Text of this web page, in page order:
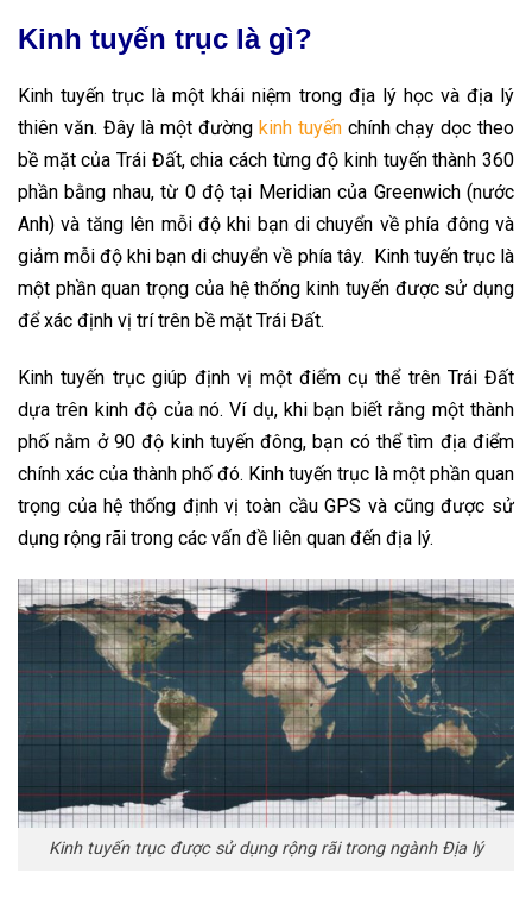
Kinh tuyến trục là gì?
Kinh tuyến trục là một khái niệm trong địa lý học và địa lý
thiên văn. Đây là một đường kinh tuyến chính chạy dọc theo
bề mặt của Trái Đất, chia cách từng độ kinh tuyến thành 360
phần bằng nhau, từ 0 độ tại Meridian của Greenwich (nước
Anh) và tăng lên mỗi độ khi bạn di chuyển về phía đông và
giảm mỗi độ khi bạn di chuyển về phía tây. Kinh tuyến trục là
một phần quan trọng của hệ thống kinh tuyến được sử dụng
để xác định vị trí trên bề mặt Trái Đất.
Kinh tuyến trục giúp định vị một điểm cụ thể trên Trái Đất
dựa trên kinh độ của nó. Ví dụ, khi bạn biết rằng một thành
phố nằm ở 90 độ kinh tuyến đông, bạn có thể tìm địa điểm
chính xác của thành phố đó. Kinh tuyến trục là một phần quan
trọng của hệ thống định vị toàn cầu GPS và cũng được sử
dụng rộng rãi trong các vấn đề liên quan đến địa lý.
Kinh tuyến trục được sử dụng rộng rãi trong ngành Địa lý